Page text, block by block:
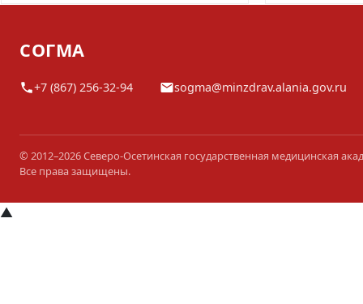
СОГМА
+7 (867) 256-32-94 sogma@minzdrav.alania.gov.ru
© 2012–2026 Северо-Осетинская государственная медицинская
Все права защищены.
▲